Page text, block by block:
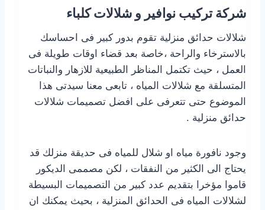
شركة تركيب نوافير و شلالات كلباء
شلالات حدائق منزلية تقوم بدور كبير فى احساسك
بالاسترخاء والراحة ،خاصة بعد قضاء اوقات طويلة فى
العمل ، حيث تكتمل المناظر الطبيعية للازهار والنباتات
المتسلقة مع شلالات المياه ، تابعى معنا سيدتى هذا
الموضوع حتى تتعرفى على افضل تصميمات شلالات
حدائق منزلية .
وجود نافورة مياه او شلال للمياه فى حديقة منزلك قد
يحتاج الى الكثير من النفقات ، لكن مصممى الديكور
قاموا مؤخرا بتقديم عدد كبير من التصميمات البسيطة
لشلالات المياه فى الحدائق المنزلية ، بحيث يمكنك ان